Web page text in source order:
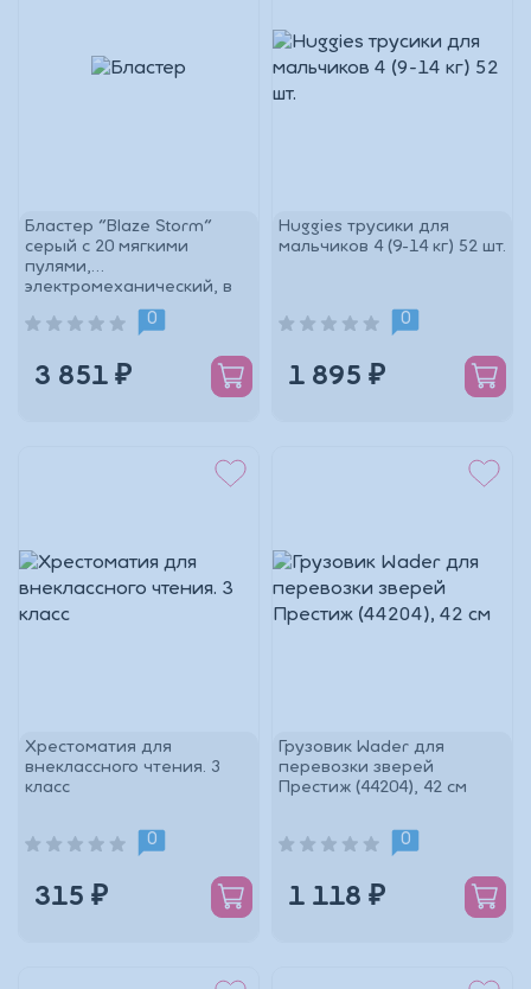
Бластер "Blaze Storm"
серый с 20 мягкими
пулями,
электромеханический, в
0
3 851 ₽
Huggies трусики для
мальчиков 4 (9-14 кг) 52 шт.
0
1 895 ₽
Хрестоматия для
внеклассного чтения. 3
класс
0
315 ₽
Грузовик Wader для
перевозки зверей
Престиж (44204), 42 см
0
1 118 ₽